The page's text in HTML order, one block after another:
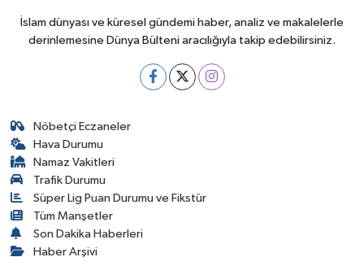
İslam dünyası ve küresel gündemi haber, analiz ve makalelerle
derinlemesine Dünya Bülteni aracılığıyla takip edebilirsiniz.
Nöbetçi Eczaneler
Hava Durumu
Namaz Vakitleri
Trafik Durumu
Süper Lig Puan Durumu ve Fikstür
Tüm Manşetler
Son Dakika Haberleri
Haber Arşivi